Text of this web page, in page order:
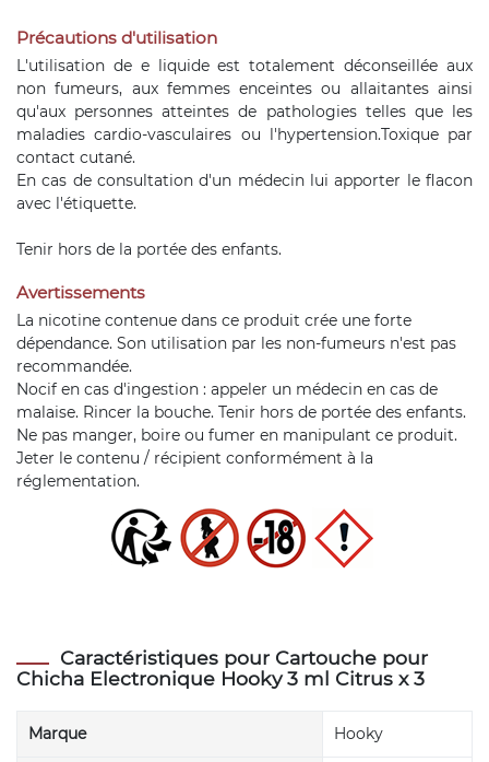
Précautions d'utilisation
L'utilisation de e liquide est totalement déconseillée aux
non fumeurs, aux femmes enceintes ou allaitantes ainsi
qu'aux personnes atteintes de pathologies telles que les
maladies cardio-vasculaires ou l'hypertension.Toxique par
contact cutané.
En cas de consultation d'un médecin lui apporter le flacon
avec l'étiquette.
Tenir hors de la portée des enfants.
Avertissements
La nicotine contenue dans ce produit crée une forte
dépendance. Son utilisation par les non-fumeurs n'est pas
recommandée.
Nocif en cas d'ingestion : appeler un médecin en cas de
malaise. Rincer la bouche. Tenir hors de portée des enfants.
Ne pas manger, boire ou fumer en manipulant ce produit.
Jeter le contenu / récipient conformément à la
réglementation.
Caractéristiques pour Cartouche pour
Chicha Electronique Hooky 3 ml Citrus x 3
Marque Hooky